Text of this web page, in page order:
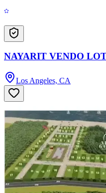
NAYARIT VENDO
Los Angeles, CA